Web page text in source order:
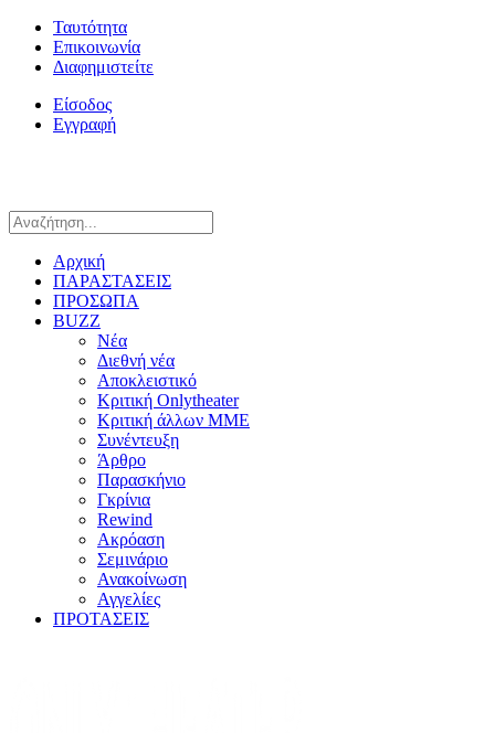
Ταυτότητα
Επικοινωνία
Διαφημιστείτε
Είσοδος
Εγγραφή
Αρχική
ΠΑΡΑΣΤΑΣΕΙΣ
ΠΡΟΣΩΠΑ
BUZZ
Νέα
Διεθνή νέα
Αποκλειστικό
Κριτική Onlytheater
Κριτική άλλων ΜΜΕ
Συνέντευξη
Άρθρο
Παρασκήνιο
Γκρίνια
Rewind
Ακρόαση
Σεμινάριο
Ανακοίνωση
Αγγελίες
ΠΡΟΤΑΣΕΙΣ